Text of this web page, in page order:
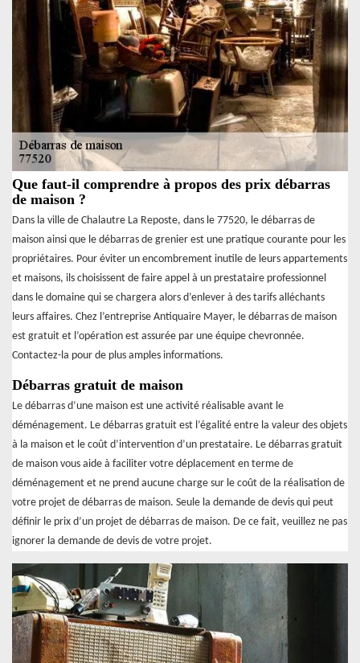
Que faut-il comprendre à propos des prix débarras
de maison ?
Dans la ville de Chalautre La Reposte, dans le 77520, le débarras de
maison ainsi que le débarras de grenier est une pratique courante pour les
propriétaires. Pour éviter un encombrement inutile de leurs appartements
et maisons, ils choisissent de faire appel à un prestataire professionnel
dans le domaine qui se chargera alors d’enlever à des tarifs alléchants
leurs affaires. Chez l’entreprise Antiquaire Mayer, le débarras de maison
est gratuit et l’opération est assurée par une équipe chevronnée.
Contactez-la pour de plus amples informations.
Débarras gratuit de maison
Le débarras d’une maison est une activité réalisable avant le
déménagement. Le débarras gratuit est l’égalité entre la valeur des objets
à la maison et le coût d’intervention d’un prestataire. Le débarras gratuit
de maison vous aide à faciliter votre déplacement en terme de
déménagement et ne prend aucune charge sur le coût de la réalisation de
votre projet de débarras de maison. Seule la demande de devis qui peut
définir le prix d’un projet de débarras de maison. De ce fait, veuillez ne pas
ignorer la demande de devis de votre projet.